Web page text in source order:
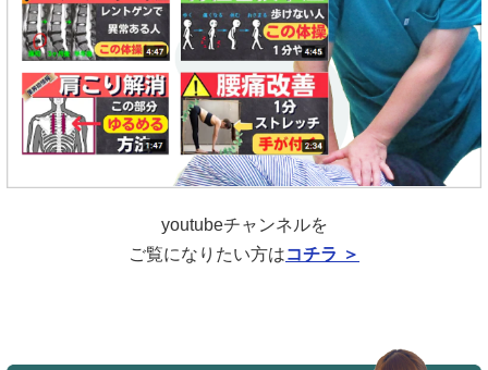
youtubeチャンネルを
ご覧になりたい方はコチラ ＞